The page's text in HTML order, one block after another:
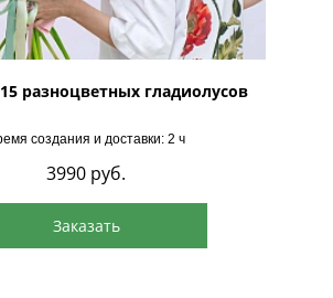
разноцветных гладиолусов
создания и доставки: 2 ч
3990 руб.
Заказать